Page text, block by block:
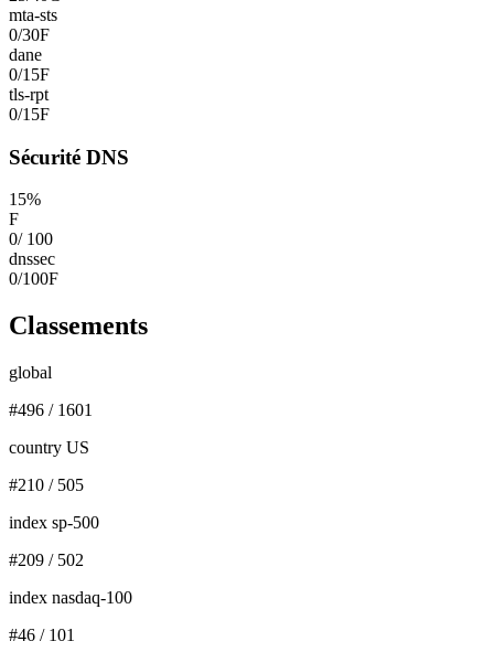
mta-sts
0/30F
dane
0/15F
tls-rpt
0/15F
Sécurité DNS
15%
F
0/ 100
dnssec
0/100F
Classements
global
#496 / 1601
country US
#210 / 505
index sp-500
#209 / 502
index nasdaq-100
#46 / 101